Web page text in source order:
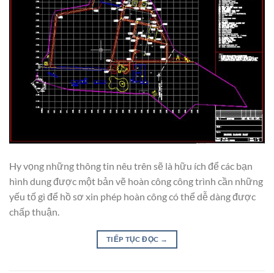
Hy vọng những thông tin nêu trên sẽ là hữu ích để các bạn
hình dung được một bản vẽ hoàn công công trình cần những
yếu tố gì để hồ sơ xin phép hoàn công có thể dễ dàng được
chấp thuận.
TIẾP TỤC ĐỌC →